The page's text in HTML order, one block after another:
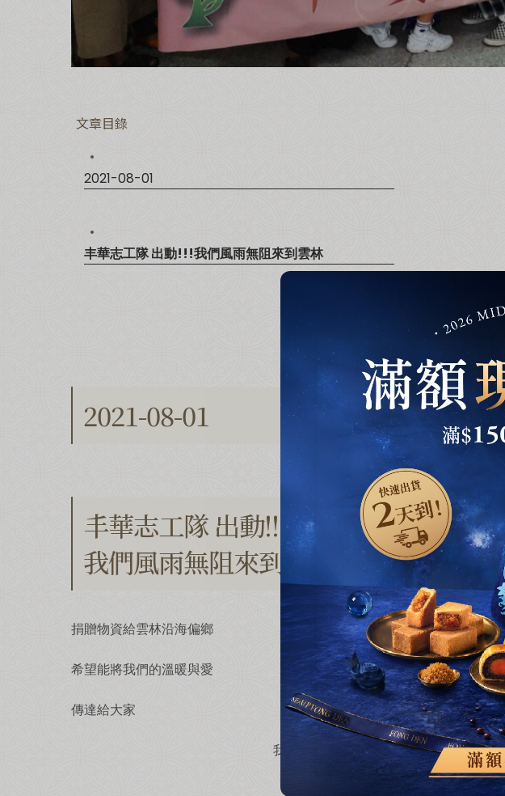
點我加入會
文章目錄
2021-08-01
丰華志工隊 出動!!!我們風雨無阻來到雲林
2021-08-01
丰華志工隊 出動!!!
我們風雨無阻來到雲林
捐贈物資給雲林沿海偏鄉
希望能將我們的溫暖與愛
傳達給大家
我們也很開心 這次的捐贈活動
有許多青年學子一同參加